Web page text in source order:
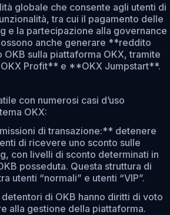
globale che consente agli utenti di
tra cui il pagamento delle
e la partecipazione alla governance
anche generare **reddito
sulla piattaforma OKX, tramite
Profit** e **OKX Jumpstart**.
con numerosi casi d’uso
OKX:
di transazione:** detenere
di ricevere uno sconto sulle
con livelli di sconto determinati in
posseduta. Questa struttura di
utenti “normali” e utenti “VIP”.
di OKB hanno diritti di voto
alla gestione della piattaforma.